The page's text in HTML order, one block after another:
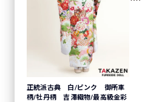
正統派古典 白/ピンク 御所車
柄/牡丹柄 吉澤織物/最高級金彩